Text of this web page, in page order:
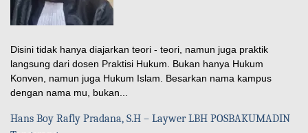
Disini tidak hanya diajarkan teori - teori, namun juga praktik
langsung dari dosen Praktisi Hukum. Bukan hanya Hukum
Konven, namun juga Hukum Islam. Besarkan nama kampus
dengan nama mu, bukan...
Hans Boy Rafly Pradana, S.H – Laywer LBH POSBAKUMADIN